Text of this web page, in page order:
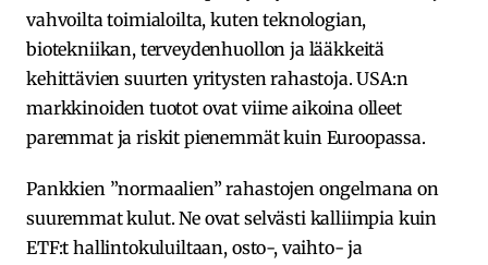
vahvoilta toimialoilta, kuten teknologian,
biotekniikan, terveydenhuollon ja lääkkeitä
kehittävien suurten yritysten rahastoja. USA:n
markkinoiden tuotot ovat viime aikoina olleet
paremmat ja riskit pienemmät kuin Euroopassa.
Pankkien ”normaalien” rahastojen ongelmana on
suuremmat kulut. Ne ovat selvästi kalliimpia kuin
ETF:t hallintokuluiltaan, osto-, vaihto- ja